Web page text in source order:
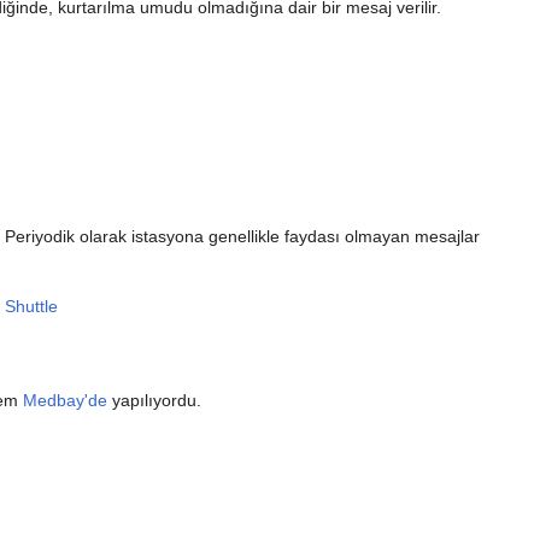
kurtarılma umudu olmadığına dair bir mesaj verilir.
olarak istasyona genellikle faydası olmayan mesajlar
Shuttle
Medbay'de yapılıyordu.